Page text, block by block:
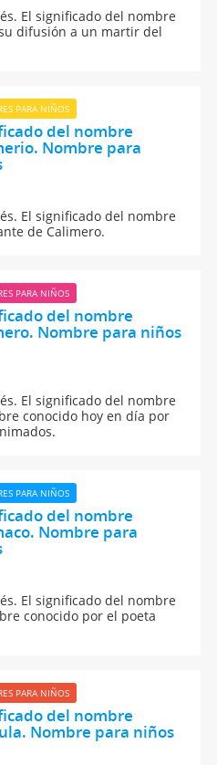
El significado del nombre
difusión a un martir del
PARA NIÑOS
del nombre
Nombre para
El significado del nombre
de Calimero.
PARA NIÑOS
del nombre
Nombre para niños
El significado del nombre
conocido hoy en día por
PARA NIÑOS
del nombre
Nombre para
El significado del nombre
conocido por el poeta
PARA NIÑOS
del nombre
Nombre para niños